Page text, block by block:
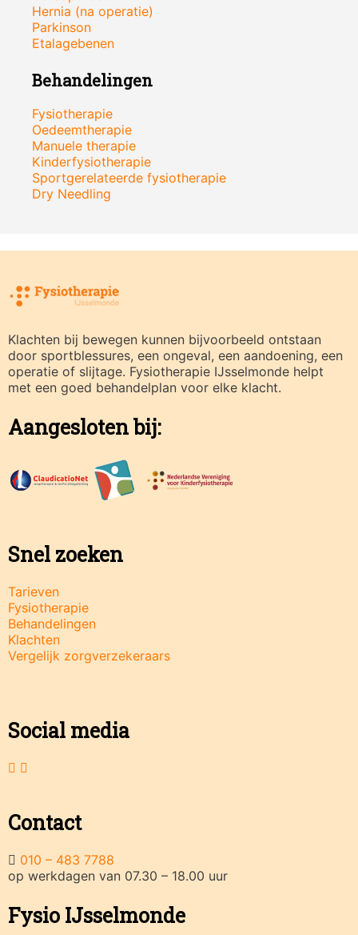
Hernia (na operatie)
Parkinson
Etalagebenen
Behandelingen
Fysiotherapie
Oedeemtherapie
Manuele therapie
Kinderfysiotherapie
Sportgerelateerde fysiotherapie
Dry Needling
Klachten bij bewegen kunnen bijvoorbeeld ontstaan
door sportblessures, een ongeval, een aandoening, een
operatie of slijtage. Fysiotherapie IJsselmonde helpt
met een goed behandelplan voor elke klacht.
Aangesloten bij:
Snel zoeken
Tarieven
Fysiotherapie
Behandelingen
Klachten
Vergelijk zorgverzekeraars
Social media
Contact
010 – 483 7788
op werkdagen van 07.30 – 18.00 uur
Fysio IJsselmonde